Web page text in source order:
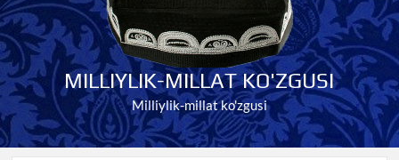
MILLIYLIK-MILLAT KO'ZGUSI
Milliylik-millat ko'zgusi